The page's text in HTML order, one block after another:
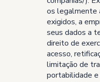
os legalmente
exigidos, a
seus dados a
direito de
acesso,
limitação de
portabilidade